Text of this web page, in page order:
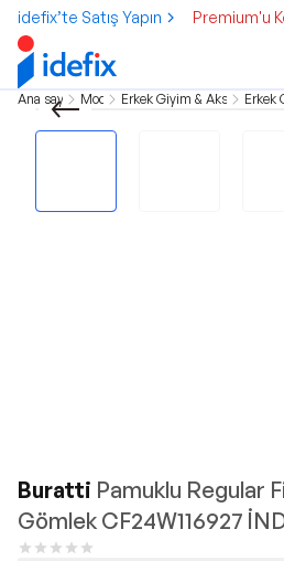
idefix’te Satış Yapın Premium'u
Ana sayfa Moda Erkek Giyim & AksesuarErkek
Buratti Pamuklu Regular
Gömlek CF24W116927